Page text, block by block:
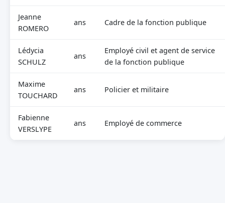
Jeanne
ROMERO
ans Cadre de la fonction publique
Lédycia
SCHULZ
ans
Employé civil et agent de service
de la fonction publique
Maxime
TOUCHARD
ans Policier et militaire
Fabienne
VERSLYPE
ans Employé de commerce